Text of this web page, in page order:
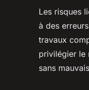
Les risques
à des
travaux
privilégier le
sans